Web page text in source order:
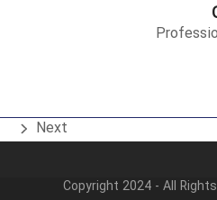
مطلب
Next
Copyright 2024 - All